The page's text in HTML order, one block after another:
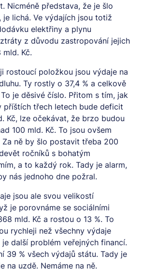
Nicméně představa, že je šlo
je lichá. Ve výdajích jsou totiž
elektřiny a plynu
z důvodu zastropování jejich
Kč.
rostoucí položkou jsou výdaje na
Ty rostly o 37,4 % a celkově
je děsivé číslo. Přitom s tím, jak
příštích třech letech bude deficit
Kč, lze očekávat, že brzo budou
100 mld. Kč. To jsou ovšem
Za ně by šlo postavit třeba 200
ročníků s bohatým
a to každý rok. Tady je alarm,
nás jednoho dne požral.
jsou ale svou velikostí
je porovnáme se sociálními
mld. Kč a rostou o 13 %. To
rychleji než všechny výdaje
další problém veřejných financí.
39 % všech výdajů státu. Tady je
na uzdě. Nemáme na ně.